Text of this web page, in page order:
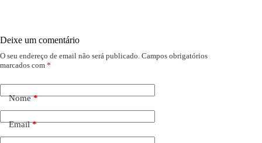
Deixe um comentário
O seu endereço de email não será publicado. Campos obrigatórios
marcados com *
Nome*
Email*